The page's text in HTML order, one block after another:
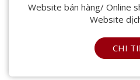
Website bán hàng/ Online
Website
CHI